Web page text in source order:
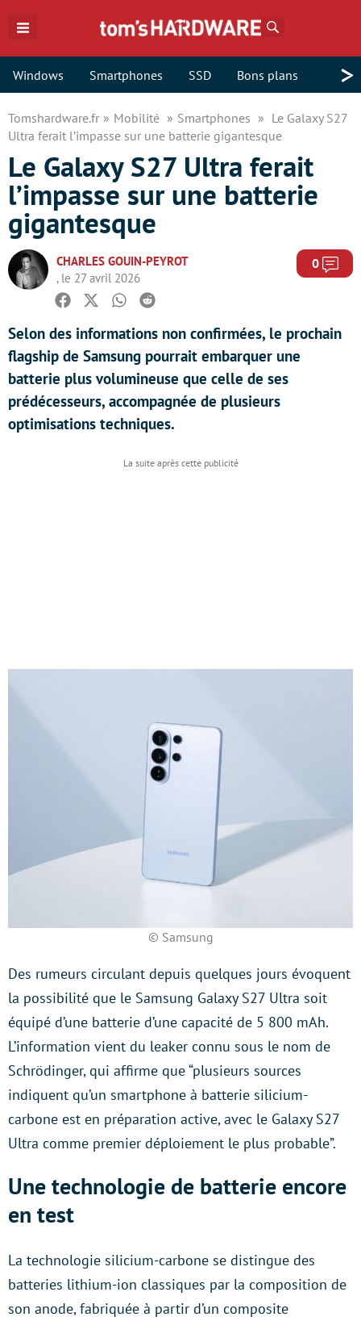
Windows Smartphones SSD Bons plans >
Tomshardware.fr Mobilité Smartphones
Le Galaxy S27
Ultra ferait l’impasse sur une batterie gigantesque
Le Galaxy S27 Ultra ferait
l’impasse sur une batterie
gigantesque
CHARLES GOUIN-PEYROT
, le 27 avril 2026
0
Facebook
TwitterWhatsapp
Reddit
Selon des informations non confirmées, le prochain
flagship de Samsung pourrait embarquer une
batterie plus volumineuse que celle de ses
prédécesseurs, accompagnée de plusieurs
optimisations techniques.
© Samsung
Des rumeurs circulant depuis quelques jours évoquent
la possibilité que le Samsung Galaxy S27 Ultra soit
équipé d’une batterie d’une capacité de 5 800 mAh.
L’information vient du leaker connu sous le nom de
Schrödinger, qui affirme que “plusieurs sources
indiquent qu’un smartphone à batterie silicium-
carbone est en préparation active, avec le Galaxy S27
Ultra comme premier déploiement le plus probable”.
Une technologie de batterie encore
en test
La technologie silicium-carbone se distingue des
batteries lithium-ion classiques par la composition de
son anode, fabriquée à partir d’un composite